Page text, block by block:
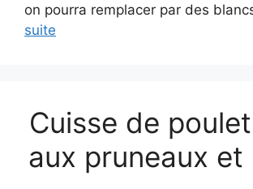
on pourra remplacer par des
suite
Cuisse de
aux pruneaux et